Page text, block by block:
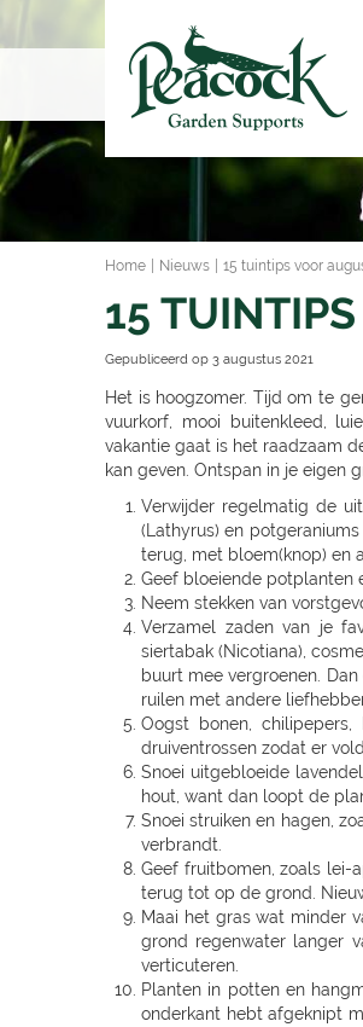
Home Nieuws 15 tuintips voor
15
Gepubliceerd op 3 augustus 2021
Het is hoogzomer. Tijd om te
vuurkorf, mooi buitenkleed,
vakantie gaat is het raadzaam
kan geven. Ontspan in je eigen
Verwijder regelmatig de
(Lathyrus) en
terug, met bloem(knop) en
Geef bloeiende potplanten
Neem stekken van
Verzamel zaden van je
siertabak (Nicotiana),
buurt mee vergroenen.
ruilen met andere
Oogst bonen,
druiventrossen zodat er
Snoei uitgebloeide
hout, want dan loopt de
Snoei struiken en hagen,
verbrandt.
Geef fruitbomen, zoals lei-
terug tot op de grond.
Maai het gras wat minder
grond regenwater langer
verticuteren.
Planten in potten en
onderkant hebt afgeknipt